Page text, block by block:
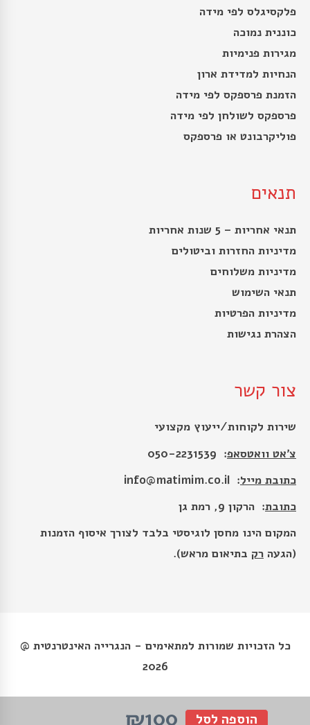
פלקסיגלס לפי מידה
כוננית נמוכה
מגירות פנימיות
הנחיות למדידת ארון
הזמנת פרספקס לפי מידה
פרספקס לשולחן לפי מידה
פוליקרבונט או פרספקס
תנאים
תנאי אחריות – 5 שנות אחריות
מדיניות החזרות וביטולים
מדיניות משלוחים
תנאי השימוש
מדיניות הפרטיות
הצהרת נגישות
צור קשר
שירות לקוחות/ייעוץ מקצועי
צ׳אט וואטסאפ: 050-2231539
כתובת מייל:
info@matimim.co.il
כתובת: הרקון 9, רמת גן
המקום הינו מחסן לוגיסטי בלבד לצורך איסוף הזמנות
(הגעה רק בתיאום מראש).
כל הזכויות שמורות למתאימים - הנגרייה האינטרנטית @
2026
₪100 הוספה לסל